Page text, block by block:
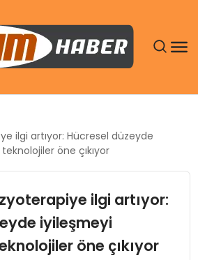
ilgi artıyor: Hücresel düzeyde
öne çıkıyor
ilgi artıyor:
iyileşmeyi
öne çıkıyor